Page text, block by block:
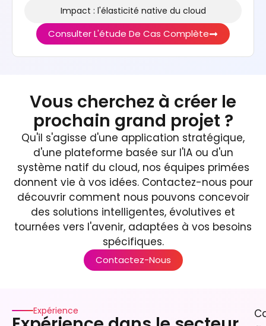
Impact : l'élasticité native du cloud
Consulter L'étude De Cas Complète
Vous cherchez à créer le
prochain grand projet ?
Qu'il s'agisse d'une application stratégique,
d'une plateforme basée sur l'IA ou d'un
système natif du cloud, nos équipes primées
donnent vie à vos idées. Contactez-nous pour
découvrir comment nous pouvons concevoir
des solutions intelligentes, évolutives et
tournées vers l'avenir, adaptées à vos besoins
spécifiques.
Contactez-Nous
Expérience